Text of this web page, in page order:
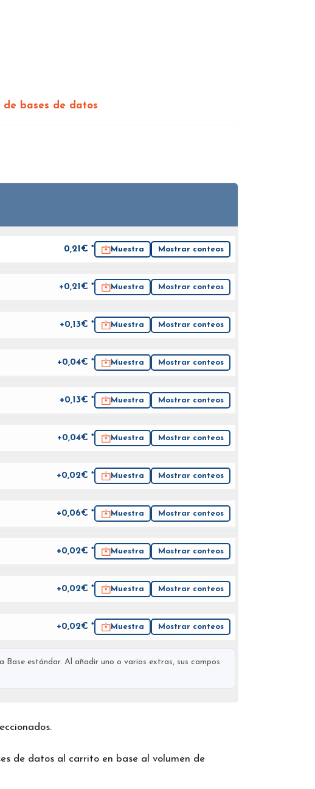
bases de datos
0,21€ * Muestra Mostrar conteos
+0,21€ * Muestra Mostrar conteos
+0,13€ * Muestra Mostrar conteos
+0,04€ * Muestra Mostrar conteos
+0,13€ * Muestra Mostrar conteos
+0,04€ * Muestra Mostrar conteos
+0,02€ * Muestra Mostrar conteos
+0,06€ * Muestra Mostrar conteos
+0,02€ * Muestra Mostrar conteos
+0,02€ * Muestra Mostrar conteos
+0,02€ * Muestra Mostrar conteos
estándar. Al añadir uno o varios extras, sus campos
de datos al carrito en base al volumen de